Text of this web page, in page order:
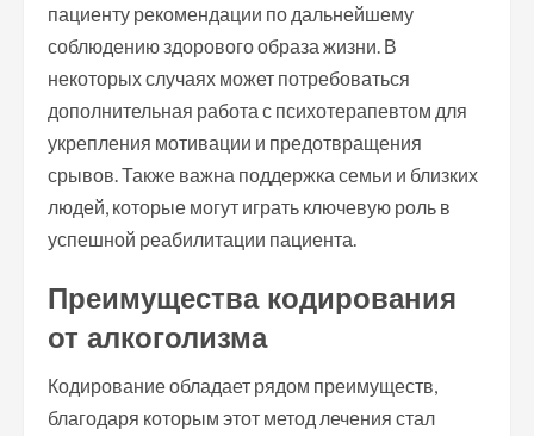
пациенту рекомендации по дальнейшему
соблюдению здорового образа жизни. В
некоторых случаях может потребоваться
дополнительная работа с психотерапевтом для
укрепления мотивации и предотвращения
срывов. Также важна поддержка семьи и близких
людей, которые могут играть ключевую роль в
успешной реабилитации пациента.
Преимущества кодирования
от алкоголизма
Кодирование обладает рядом преимуществ,
благодаря которым этот метод лечения стал